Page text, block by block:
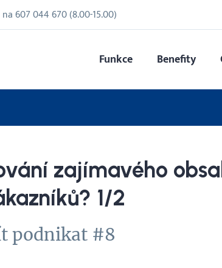
607 044 670(8.00-15.00)
Funkce Benefity
zajímavého
1/2
podnikat #8